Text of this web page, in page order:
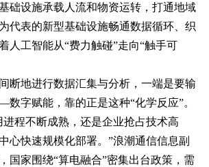
础设施承载人流和物资运转，打通地域
代表的新型基础设施畅通数据循环、织
人工智能从“费力触碰”走向“触手可
地进行数据汇集与分析，一端是要输
字赋能，靠的正是这种“化学反应”。
进程不断成熟，还是企业抢占技术高
心快速规模化部署。”浪潮通信信息副
国家围绕“算电融合”密集出台政策，需